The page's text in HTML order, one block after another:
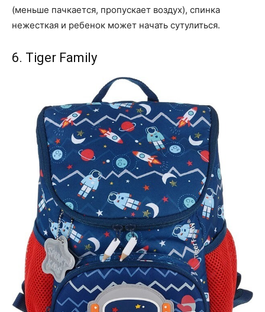
(меньше пачкается, пропускает воздух), спинка
нежесткая и ребенок может начать сутулиться.
6. Tiger Family